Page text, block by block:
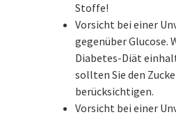
Stoffe!
Vorsicht bei einer
gegenüber Glucose.
Diabetes-Diät
sollten Sie den
berücksichtigen.
Vorsicht bei einer